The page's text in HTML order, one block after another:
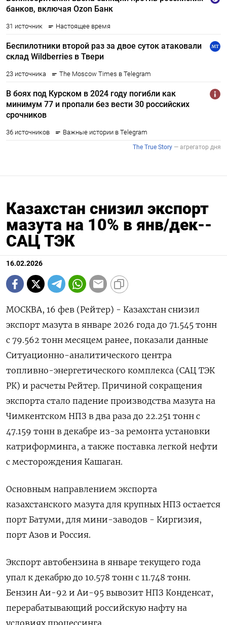
Казахстан снизил экспорт
мазута на 10% в янв/дек--
САЦ ТЭК
16.02.2026
МОСКВА, 16 фев (Рейтер) - Казахстан снизил
экспорт мазута в январе 2026 года до 71.545 тонн
с ‌79.562 тонн месяцем ранее, показали данные
Ситуационно-аналитического центра
топливно-энергетического комплекса (САЦ ТЭК
РК) и расчеты Рейтер. Причиной ​сокращения
экспорта стало ​падение ​производства мазута на
⁠Чимкентском НПЗ в два раза ‌до 22.251 тонн ‌с
47.159 тонн в декабре из-за ремонта ​установки
катриформинга, а также поставка легкой нефти
‌с месторождения Кашаган.
Основным направлением экспорта
казахстанского ​мазута для крупных НПЗ остается
порт Батуми, для ‌мини-заводов - Киргизия,
порт Азов и Россия.
Экспорт автобензина в январе текущего года
упал к ​декабрю до 10.​578 тонн ‌с 11.748 тонн.
Бензин Аи-92 ​и Аи-95 вывозит НПЗ Конденсат,
перерабатывающий российскую нафту на